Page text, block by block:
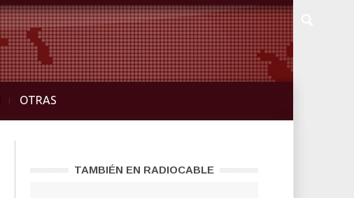
OTRAS
TAMBIÉN EN RADIOCABLE